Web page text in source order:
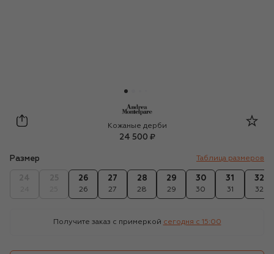
Montelpare Tradition
Кожаные дерби
24 500 ₽
Размер Таблица размеров
26
26
27
27
28
28
29
29
30
30
31
31
32
32
Получите заказ с примеркой сегодня c 15:00